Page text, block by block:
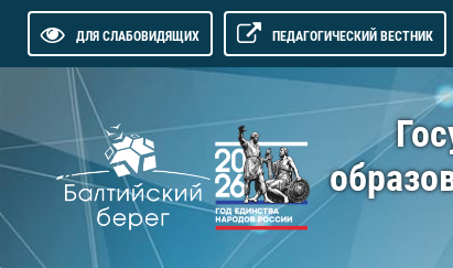
ДЛЯ СЛАБОВИДЯЩИХ ПЕДАГОГИЧЕСКИЙ ВЕСТНИК